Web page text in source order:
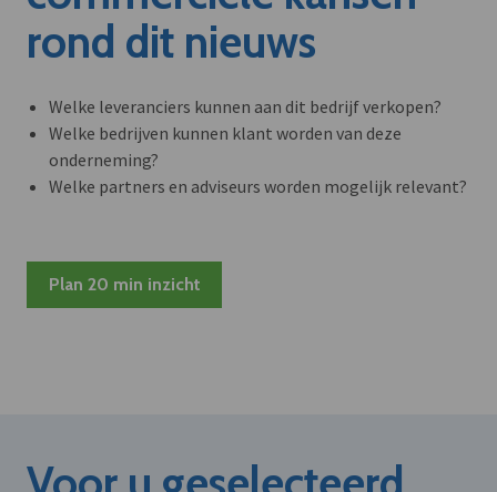
rond dit nieuws
Welke leveranciers kunnen aan dit bedrijf verkopen?
Welke bedrijven kunnen klant worden van deze
onderneming?
Welke partners en adviseurs worden mogelijk relevant?
Plan 20 min inzicht